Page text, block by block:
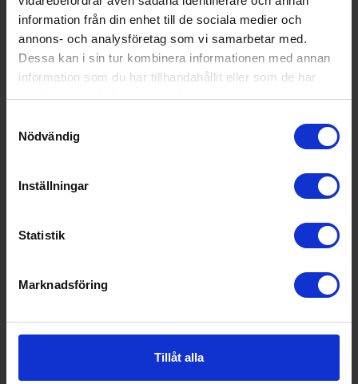
information från din enhet till de sociala medier och
annons- och analysföretag som vi samarbetar med.
Dessa kan i sin tur kombinera informationen med annan
information som du har tillhandahållit eller som de har
samlat in när du har använt deras tjänster.
Nödvändig
Inställningar
Statistik
Marknadsföring
Tillåt alla
Teknisk data
Antal temperaturzoner (st):
2
år):
Energimärkning
Energiklass: